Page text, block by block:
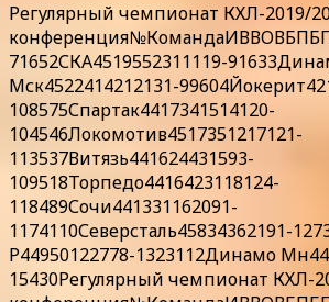
Регулярный чемпионат КХЛ-2019/
71652СКА4519552311119-
Мск4522414212131-
108575Спартак4417341514120-
104546Локомотив4517351217121-
113537Витязь441624431593-
109518Торпедо4416423118124-
118489Сочи441331162091-
1174110Северсталь45834362191-
Р44950122778-1323112Динамо
15430Регулярный чемпионат КХЛ-